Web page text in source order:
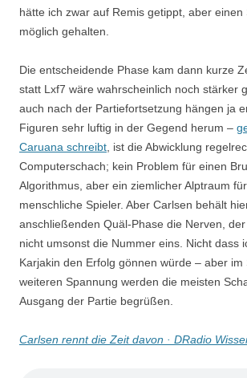
hätte ich zwar auf Remis getippt, aber einen
möglich gehalten.
Die entscheidende Phase kam dann kurze
statt Lxf7 wäre wahrscheinlich noch stärker
auch nach der Partiefortsetzung hängen ja
Figuren sehr luftig in der Gegend herum –
Caruana schreibt , ist die Abwicklung
Computerschach; kein Problem für einen
Algorithmus, aber ein ziemlicher Alptraum
menschliche Spieler. Aber Carlsen behält
anschließenden Quäl-Phase die Nerven,
nicht umsonst die Nummer eins. Nicht dass
Karjakin den Erfolg gönnen würde – aber im
weiteren Spannung werden die meisten
Ausgang der Partie begrüßen.
Carlsen rennt die Zeit davon · DRadio